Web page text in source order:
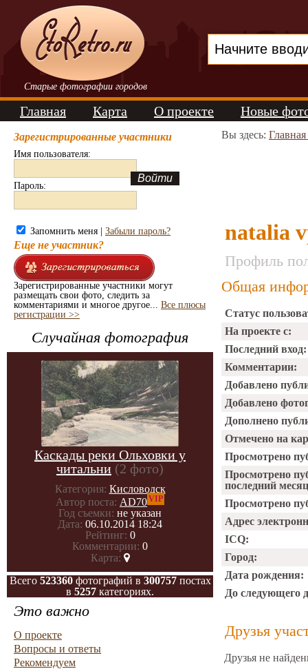
Старые фотографии городов
Главная Карта О проекте Новые
Зарегистрированные участники
Имя пользователя:
Пароль:
Запомнить меня | Забыли пароль?
Еще не участник?
Зарегистрированные участники могут
размещать свои фото, следить за
комментариями и многое другое... Все плюсы
регистрации >>
Случайная фотография
Каскады реки Ольховки у
читальни (2 фото)
Категория: Кисловодск
Автор поста: AD70VIP
Год съемки: не указан
Дата: 06.10.2014 18:24
Рейтинг: 0
Комментарии: 0
Карта:
Всего 523360фотографий в 300757постах
в 5257 категориях.
Это важно
О проекте
Вопросы и ответы
Рекомендуем
Вы здесь:
natalia
Профиль
Общая
Статус
На проекте с:
Последний вход:
Комментарии:
Добавлено
Добавлено
Дополнено
Отмечено на
Просмотрено
Просмотрено
последний
Просмотрено
Адрес
ICQ:
Город:
Дата рождения:
До следующего
Друзья
Друзья не